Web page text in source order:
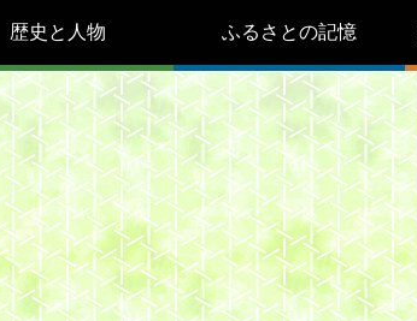
歴史と人物 ふるさとの記憶